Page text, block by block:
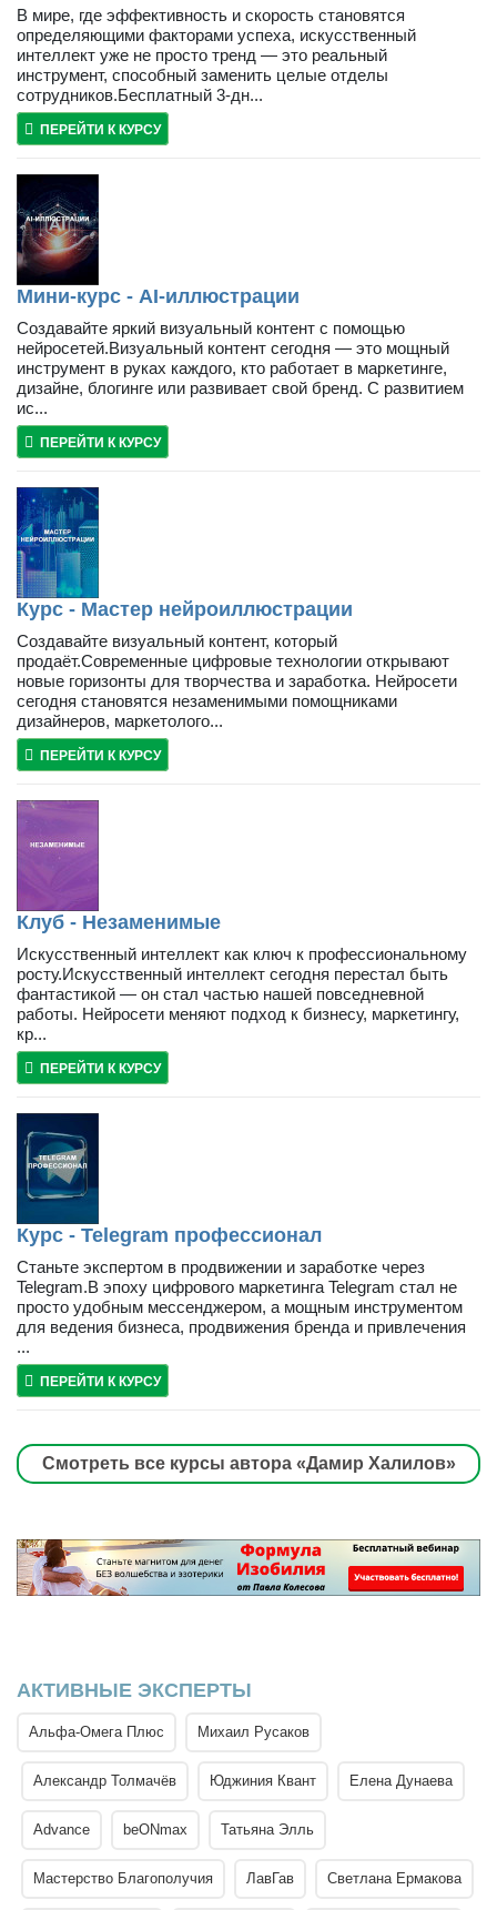
В мире, где эффективность и скорость становятся
определяющими факторами успеха, искусственный
интеллект уже не просто тренд — это реальный
инструмент, способный заменить целые отделы
сотрудников.Бесплатный 3-дн...
ПЕРЕЙТИ К КУРСУ
Мини-курс - AI-иллюстрации
Создавайте яркий визуальный контент с помощью
нейросетей.Визуальный контент сегодня — это мощный
инструмент в руках каждого, кто работает в маркетинге,
дизайне, блогинге или развивает свой бренд. С развитием
ис...
ПЕРЕЙТИ К КУРСУ
Курс - Мастер нейроиллюстрации
Создавайте визуальный контент, который
продаёт.Современные цифровые технологии открывают
новые горизонты для творчества и заработка. Нейросети
сегодня становятся незаменимыми помощниками
дизайнеров, маркетолого...
ПЕРЕЙТИ К КУРСУ
Клуб - Незаменимые
Искусственный интеллект как ключ к профессиональному
росту.Искусственный интеллект сегодня перестал быть
фантастикой — он стал частью нашей повседневной
работы. Нейросети меняют подход к бизнесу, маркетингу,
кр...
ПЕРЕЙТИ К КУРСУ
Курс - Telegram профессионал
Станьте экспертом в продвижении и заработке через
Telegram.В эпоху цифрового маркетинга Telegram стал не
просто удобным мессенджером, а мощным инструментом
для ведения бизнеса, продвижения бренда и привлечения
...
ПЕРЕЙТИ К КУРСУ
Смотреть все курсы автора «Дамир Халилов»
АКТИВНЫЕ ЭКСПЕРТЫ
Альфа-Омега Плюс Михаил Русаков
Александр Толмачёв Юджиния Квант Елена Дунаева
Advance beONmax Татьяна Элль
Мастерство Благополучия ЛавГав Светлана Ермакова